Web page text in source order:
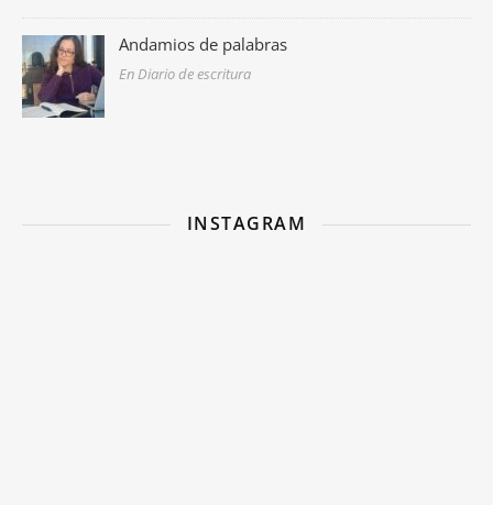
Andamios de palabras
En Diario de escritura
INSTAGRAM